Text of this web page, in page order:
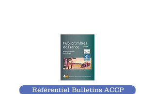
Référentiel Bulletins ACCP